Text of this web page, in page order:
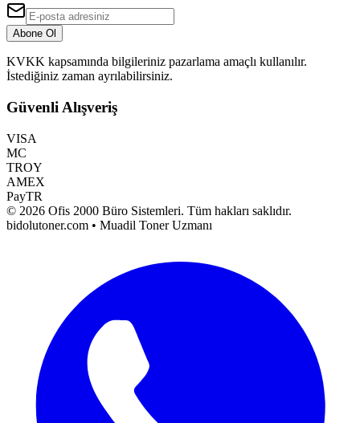
Abone Ol
KVKK kapsamında bilgileriniz pazarlama amaçlı kullanılır.
İstediğiniz zaman ayrılabilirsiniz.
Güvenli Alışveriş
VISA
MC
TROY
AMEX
PayTR
© 2026 Ofis 2000 Büro Sistemleri. Tüm hakları saklıdır.
bidolutoner.com • Muadil Toner Uzmanı